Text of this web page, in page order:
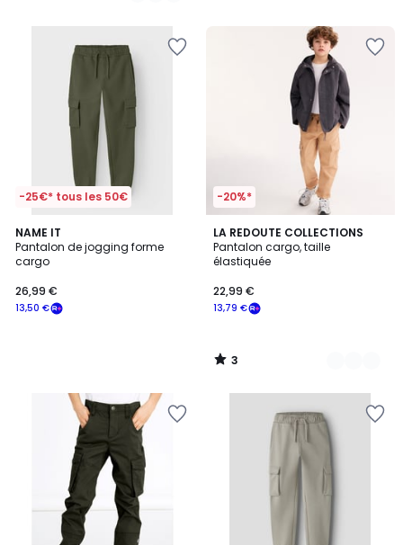
-25€* tous les 50€
NAME IT
Pantalon de jogging forme
cargo
13,50 €
26,99 €
-20%*
LA REDOUTE COLLECTIONS
Pantalon cargo, taille
élastiquée
13,79 €
22,99 €
3
/
5
2
Couleurs
3
/